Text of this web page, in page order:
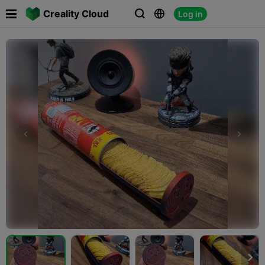
Creality Cloud   Log in
 
